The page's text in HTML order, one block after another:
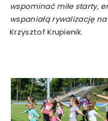
wspominać miłe starty,
wspaniałą rywalizację
Krzysztof Krupienik.